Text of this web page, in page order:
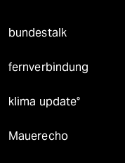
bundestalk
fernverbindung
klima update°
Mauerecho